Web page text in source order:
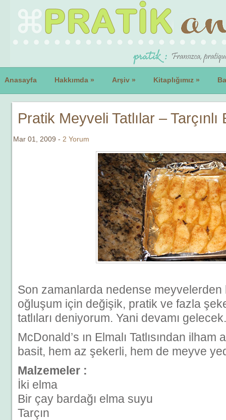
Anasayfa Hakkımda » Arşiv » Kitaplığımız »
Pratik Meyveli Tatlılar – Tarçınlı
Mar 01, 2009 - 2 Yorum
Son zamanlarda nedense
oğluşum için değişik, pratik ve fazla
tatlıları deniyorum. Yani devamı gelecek.
McDonald’s ın Elmalı Tatlısından ilham
basit, hem az şekerli, hem de meyve
Malzemeler :
İki elma
Bir çay bardağı elma suyu
Tarçın